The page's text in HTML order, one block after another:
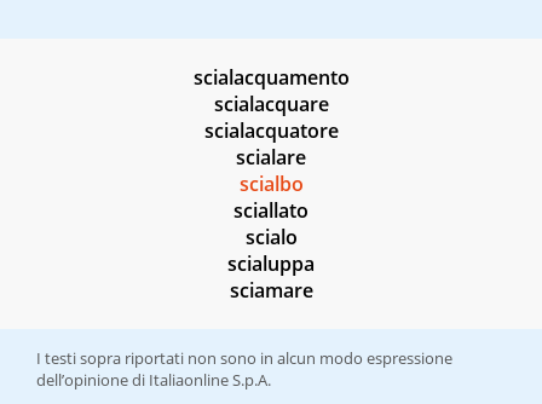
scialacquamento
scialacquare
scialacquatore
scialare
scialbo
sciallato
scialo
scialuppa
sciamare
I testi sopra riportati non sono in alcun modo espressione
dell’opinione di Italiaonline S.p.A.